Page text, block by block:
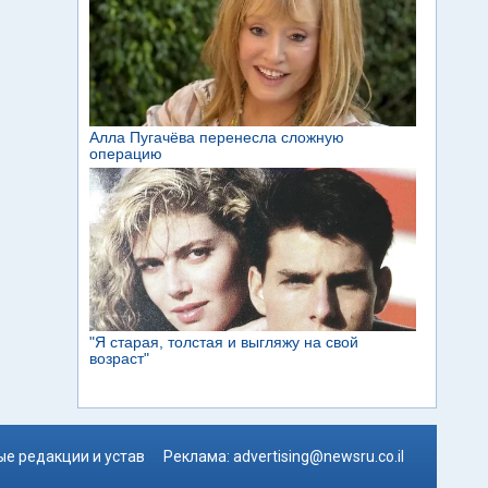
редакции и устав Реклама: advertising@newsru.co.il